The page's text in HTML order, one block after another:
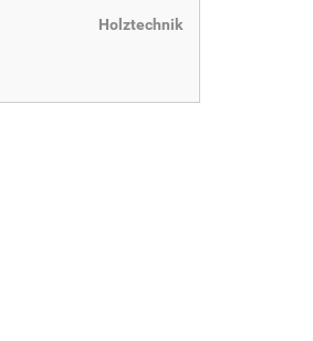
Holztechnik